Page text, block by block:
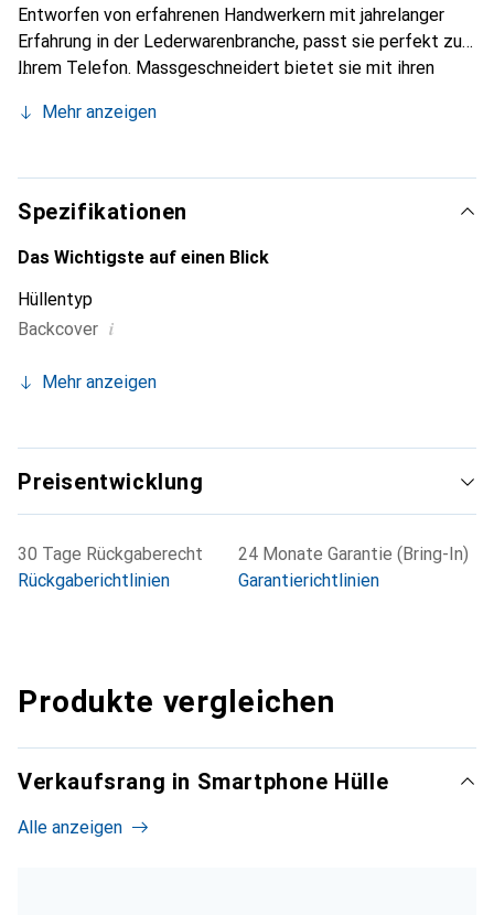
Entworfen von erfahrenen Handwerkern mit jahrelanger
Erfahrung in der Lederwarenbranche, passt sie perfekt zu
Ihrem Telefon. Massgeschneidert bietet sie mit ihren
schicken und unverzichtbaren Accessoire für Ihr
hochwertigen Produkte anerkannt und eine zuverlässige
Wahl für eine anspruchsvolle Kundschaft.
Mehr anzeigen
Spezifikationen
Das Wichtigste auf einen Blick
Hüllentyp
Backcover i
Mehr anzeigen
Preisentwicklung
30 Tage Rückgaberecht
Rückgaberichtlinien
24 Monate Garantie (Bring-In)
Garantierichtlinien
Produkte vergleichen
Verkaufsrang in Smartphone Hülle
Alle anzeigen